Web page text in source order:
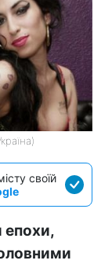
своїй
епохи,